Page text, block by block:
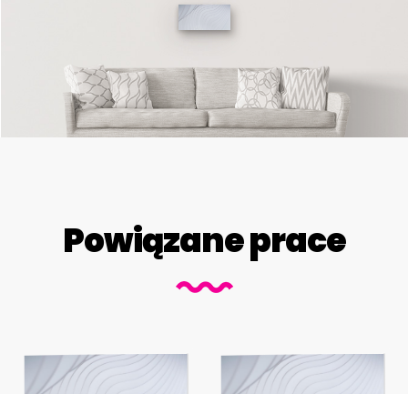
Powiązane prace